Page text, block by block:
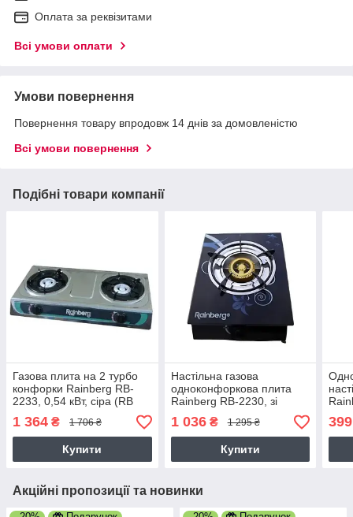
Оплата за реквізитами
Всі умови оплати
Умови повернення
Повернення товару впродовж 14 днів за домовленістю
Всі умови повернення
Подібні товари компанії
Газова плита на 2 турбо
конфорки Rainberg RB-
2233, 0,54 кВт, сіра (RB
2233)
1 364 ₴ 1 706 ₴
Купити
Настільна газова
одноконфоркова плита
Rainberg RB-2230, зі
склокерамічним корпусом
(RB 2230)
1 036₴ 1 295 ₴
Купити
RB-
399
Акційні пропозиції та новинки